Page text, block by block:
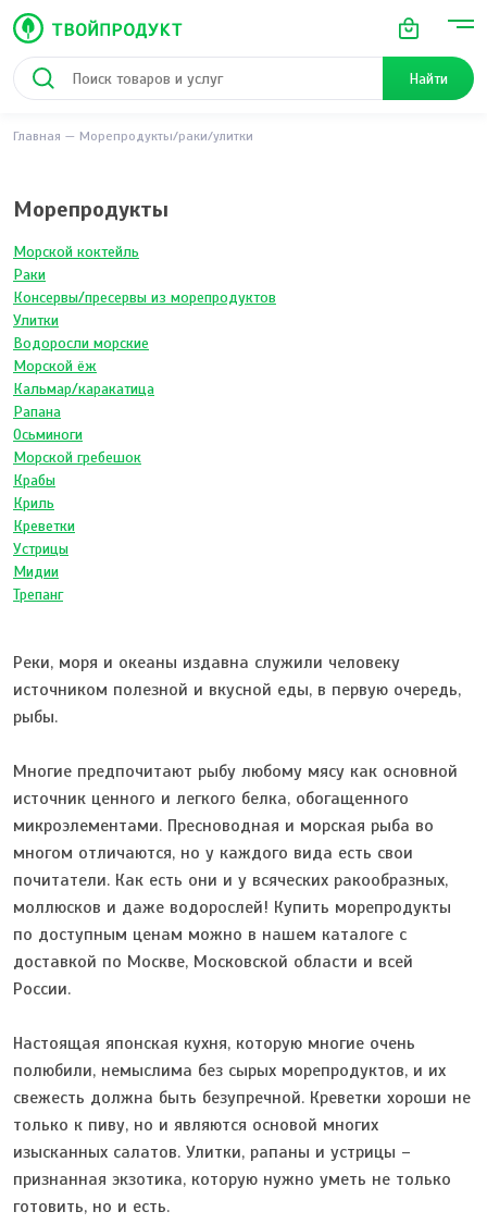
Найти
Главная Морепродукты/раки/улитки
Морепродукты
Морской коктейль
Раки
Консервы/пресервы из морепродуктов
Улитки
Водоросли морские
Морской ёж
Кальмар/каракатица
Рапана
Осьминоги
Морской гребешок
Крабы
Криль
Креветки
Устрицы
Мидии
Трепанг
Реки, моря и океаны издавна служили человеку
источником полезной и вкусной еды, в первую очередь,
рыбы.
Многие предпочитают рыбу любому мясу как основной
источник ценного и легкого белка, обогащенного
микроэлементами. Пресноводная и морская рыба во
многом отличаются, но у каждого вида есть свои
почитатели. Как есть они и у всяческих ракообразных,
моллюсков и даже водорослей! Купить морепродукты
по доступным ценам можно в нашем каталоге с
доставкой по Москве, Московской области и всей
России.
Настоящая японская кухня, которую многие очень
полюбили, немыслима без сырых морепродуктов, и их
свежесть должна быть безупречной. Креветки хороши не
только к пиву, но и являются основой многих
изысканных салатов. Улитки, рапаны и устрицы –
признанная экзотика, которую нужно уметь не только
готовить, но и есть.